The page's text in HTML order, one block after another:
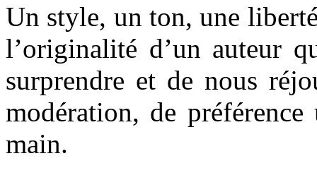
Un style, un ton, une
l’originalité d’un auteur
surprendre et de nous
modération, de
main.